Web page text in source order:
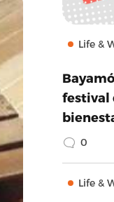
Life &
festival
0
Life &